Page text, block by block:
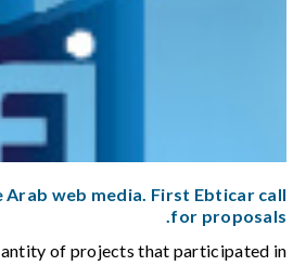
web media. First Ebticar call
for proposals.
of projects that participated in